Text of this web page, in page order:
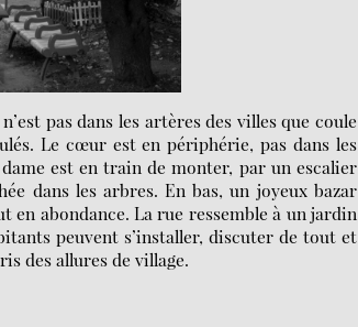
pas dans les artères des villes que coule
Le cœur est en périphérie, pas dans les
est en train de monter, par un escalier
dans les arbres. En bas, un joyeux bazar
en abondance. La rue ressemble à un jardin
peuvent s’installer, discuter de tout et
des allures de village.